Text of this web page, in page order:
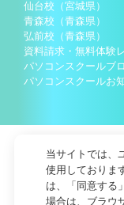
仙台校（宮城県）
青森校（青森県）
弘前校（青森県）
資料請求・無料体験
パソコンスクールブ
パソコンスクールお
当サイトでは、
使用しておりま
は、「同意する
場合は、ブラウ